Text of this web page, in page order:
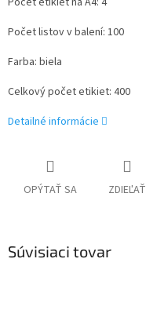
Počet listov v balení: 100
Farba: biela
Celkový počet etikiet: 400
Detailné informácie
OPÝTAŤ SA ZDIEĽAŤ
Súvisiaci tovar